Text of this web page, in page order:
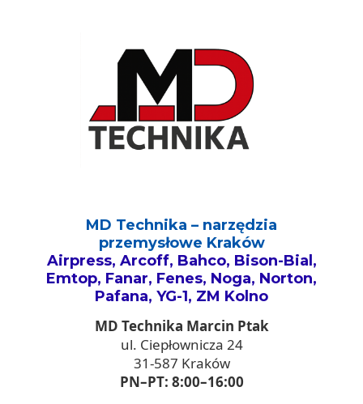
MD Technika – narzędzia
przemysłowe Kraków
Airpress, Arcoff, Bahco, Bison-Bial,
Emtop, Fanar, Fenes, Noga, Norton,
Pafana, YG-1, ZM Kolno
MD Technika Marcin Ptak
ul. Ciepłownicza 24
31-587 Kraków
PN–PT: 8:00–16:00